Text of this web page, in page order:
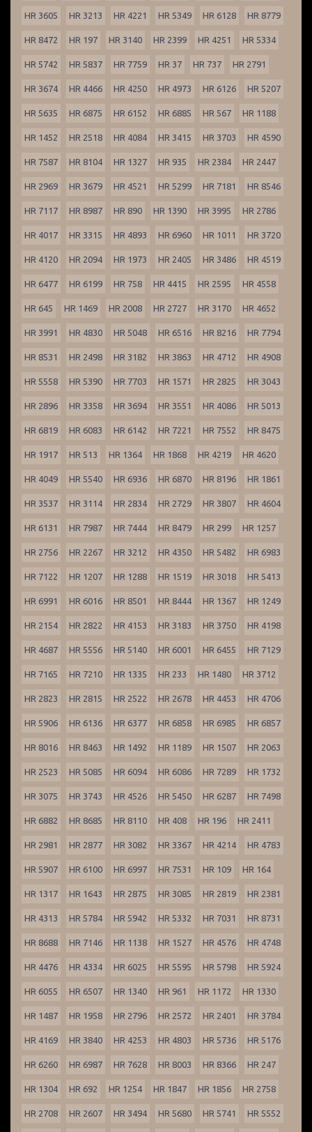
HR 3605 HR 3213 HR 4221 HR 5349 HR 6128 HR 8779
HR 8472 HR 197 HR 3140 HR 2399 HR 4251 HR 5334
HR 5742 HR 5837 HR 7759 HR 37 HR 737 HR 2791
HR 3674 HR 4466 HR 4250 HR 4973 HR 6126 HR 5207
HR 5635 HR 6875 HR 6152 HR 6885 HR 567 HR 1188
HR 1452 HR 2518 HR 4084 HR 3415 HR 3703 HR 4590
HR 7587 HR 8104 HR 1327 HR 935 HR 2384 HR 2447
HR 2969 HR 3679 HR 4521 HR 5299 HR 7181 HR 8546
HR 7117 HR 8987 HR 890 HR 1390 HR 3995 HR 2786
HR 4017 HR 3315 HR 4893 HR 6960 HR 1011 HR 3720
HR 4120 HR 2094 HR 1973 HR 2405 HR 3486 HR 4519
HR 6477 HR 6199 HR 758 HR 4415 HR 2595 HR 4558
HR 645 HR 1469 HR 2008 HR 2727 HR 3170 HR 4652
HR 3991 HR 4830 HR 5048 HR 6516 HR 8216 HR 7794
HR 8531 HR 2498 HR 3182 HR 3863 HR 4712 HR 4908
HR 5558 HR 5390 HR 7703 HR 1571 HR 2825 HR 3043
HR 2896 HR 3358 HR 3694 HR 3551 HR 4086 HR 5013
HR 6819 HR 6083 HR 6142 HR 7221 HR 7552 HR 8475
HR 1917 HR 513 HR 1364 HR 1868 HR 4219 HR 4620
HR 4049 HR 5540 HR 6936 HR 6870 HR 8196 HR 1861
HR 3537 HR 3114 HR 2834 HR 2729 HR 3807 HR 4604
HR 6131 HR 7987 HR 7444 HR 8479 HR 299 HR 1257
HR 2756 HR 2267 HR 3212 HR 4350 HR 5482 HR 6983
HR 7122 HR 1207 HR 1288 HR 1519 HR 3018 HR 5413
HR 6991 HR 6016 HR 8501 HR 8444 HR 1367 HR 1249
HR 2154 HR 2822 HR 4153 HR 3183 HR 3750 HR 4198
HR 4687 HR 5556 HR 5140 HR 6001 HR 6455 HR 7129
HR 7165 HR 7210 HR 1335 HR 233 HR 1480 HR 3712
HR 2823 HR 2815 HR 2522 HR 2678 HR 4453 HR 4706
HR 5906 HR 6136 HR 6377 HR 6858 HR 6985 HR 6857
HR 8016 HR 8463 HR 1492 HR 1189 HR 1507 HR 2063
HR 2523 HR 5085 HR 6094 HR 6086 HR 7289 HR 1732
HR 3075 HR 3743 HR 4526 HR 5450 HR 6287 HR 7498
HR 6882 HR 8685 HR 8110 HR 408 HR 196 HR 2411
HR 2981 HR 2877 HR 3082 HR 3367 HR 4214 HR 4783
HR 5907 HR 6100 HR 6997 HR 7531 HR 109 HR 164
HR 1317 HR 1643 HR 2875 HR 3085 HR 2819 HR 2381
HR 4313 HR 5784 HR 5942 HR 5332 HR 7031 HR 8731
HR 8688 HR 7146 HR 1138 HR 1527 HR 4576 HR 4748
HR 4476 HR 4334 HR 6025 HR 5595 HR 5798 HR 5924
HR 6055 HR 6507 HR 1340 HR 961 HR 1172 HR 1330
HR 1487 HR 1958 HR 2796 HR 2572 HR 2401 HR 3784
HR 4169 HR 3840 HR 4253 HR 4803 HR 5736 HR 5176
HR 6260 HR 6987 HR 7628 HR 8003 HR 8366 HR 247
HR 1304 HR 692 HR 1254 HR 1847 HR 1856 HR 2758
HR 2708 HR 2607 HR 3494 HR 5680 HR 5741 HR 5552